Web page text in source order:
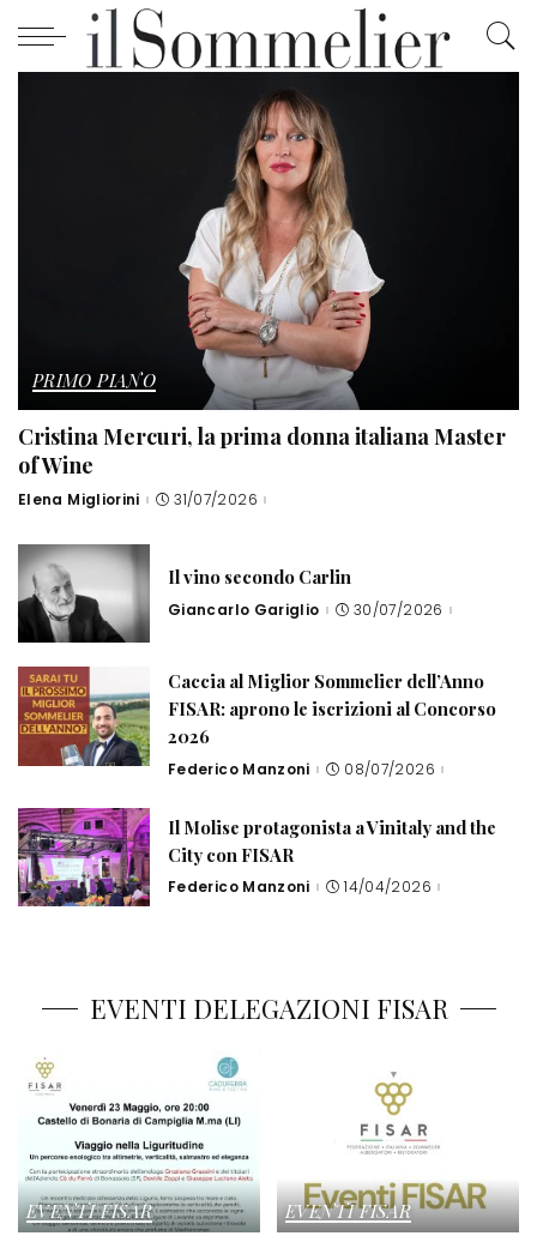
PRIMO PIANO
Cristina Mercuri, la prima donna italiana Master
of Wine
Posted
Elena Migliorini 31/07/2026
Il vino secondo Carlin
Posted
Giancarlo Gariglio 30/07/2026
Caccia al Miglior Sommelier dell’Anno
FISAR: aprono le iscrizioni al Concorso
2026
Posted
Federico Manzoni 08/07/2026
Il Molise protagonista a Vinitaly and the
City con FISAR
Posted
Federico Manzoni 14/04/2026
EVENTI DELEGAZIONI FISAR
EVENTI FISAR
EVENTI FISAR